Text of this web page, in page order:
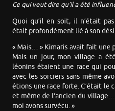
Ce qui veut dire qu’il a été
Quoi qu’il en soit, il n’était
était profondément lié à son
« Mais… » Kimaris avait fait une
Mais un jour, mon village a
léonins étaient une race qui
avec les sorciers sans même
étions une race forte. C’était le
et même de l’ancien du
moi avons survécu. »